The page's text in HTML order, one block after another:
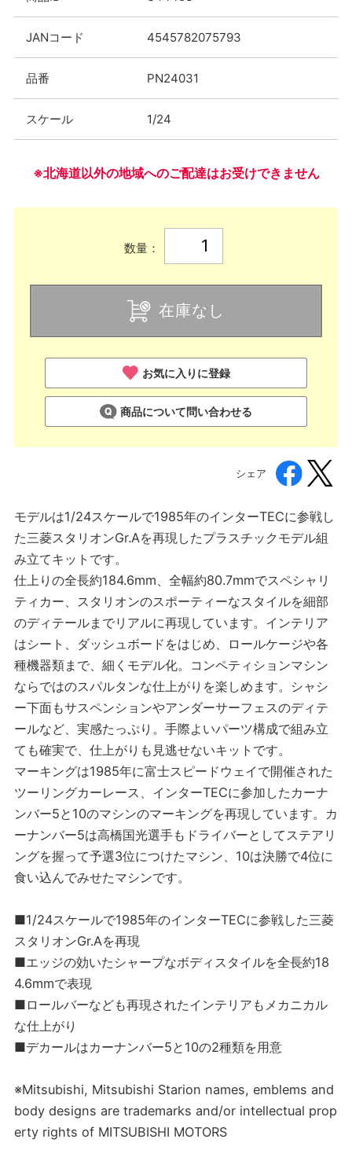
JANコード 4545782075793
品番 PN24031
スケール 1/24
※北海道以外の地域へのご配達はお受けできません
数量：
在庫なし
お気に入りに登録
商品について問い合わせる
シェア
モデルは1/24スケールで1985年のインターTECに参戦し
た三菱スタリオンGr.Aを再現したプラスチックモデル組
み立てキットです。
仕上りの全長約184.6mm、全幅約80.7mmでスペシャリ
ティカー、スタリオンのスポーティーなスタイルを細部
のディテールまでリアルに再現しています。インテリア
はシート、ダッシュボードをはじめ、ロールケージや各
種機器類まで、細くモデル化。コンペティションマシン
ならではのスパルタンな仕上がりを楽しめます。シャシ
ー下面もサスペンションやアンダーサーフェスのディテ
ールなど、実感たっぷり。手際よいパーツ構成で組み立
ても確実で、仕上がりも見逃せないキットです。
マーキングは1985年に富士スピードウェイで開催された
ツーリングカーレース、インターTECに参加したカーナ
ンバー5と10のマシンのマーキングを再現しています。カ
ーナンバー5は高橋国光選手もドライバーとしてステアリ
ングを握って予選3位につけたマシン、10は決勝で4位に
食い込んでみせたマシンです。
■1/24スケールで1985年のインターTECに参戦した三菱
スタリオンGr.Aを再現
■エッジの効いたシャープなボディスタイルを全長約18
4.6mmで表現
■ロールバーなども再現されたインテリアもメカニカル
な仕上がり
■デカールはカーナンバー5と10の2種類を用意
※Mitsubishi, Mitsubishi Starion names, emblems and
body designs are trademarks and/or intellectual prop
erty rights of MITSUBISHI MOTORS